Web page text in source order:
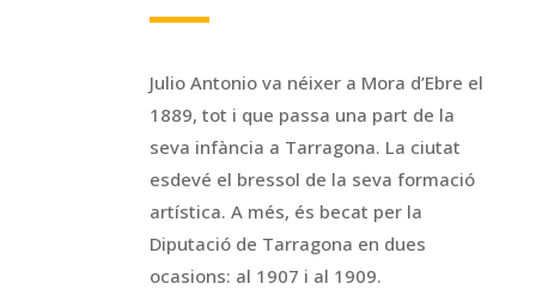
Julio Antonio va néixer a Mora d’Ebre el
1889, tot i que passa una part de la
seva infància a Tarragona. La ciutat
esdevé el bressol de la seva formació
artística. A més, és becat per la
Diputació de Tarragona en dues
ocasions: al 1907 i al 1909.